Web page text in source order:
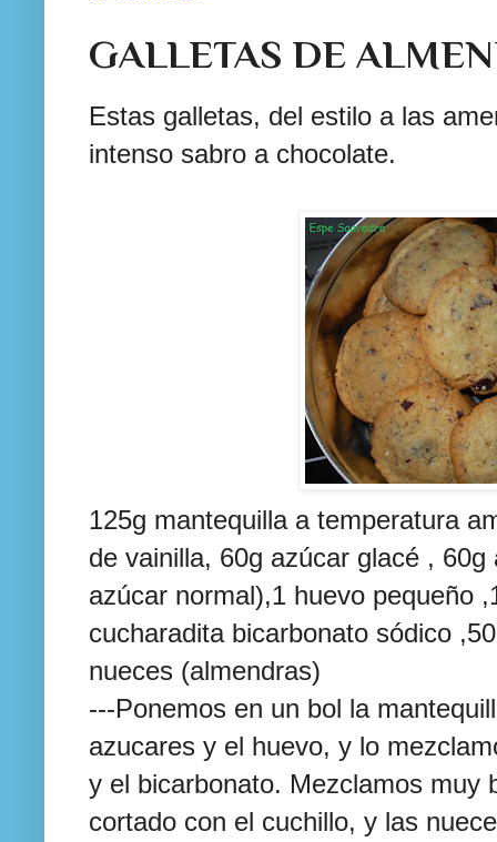
GALLETAS DE
Estas galletas, del estilo a las
intenso sabro a chocolate.
125g mantequilla a temperatura
de vainilla, 60g azúcar glacé , 60g
azúcar normal),1 huevo pequeño
cucharaditabicarbonato sódico
nueces (almendras)
---Ponemos en un bol la
azucares y el huevo, y lo
y el bicarbonato. Mezclamos muy
cortado con el cuchillo, y las